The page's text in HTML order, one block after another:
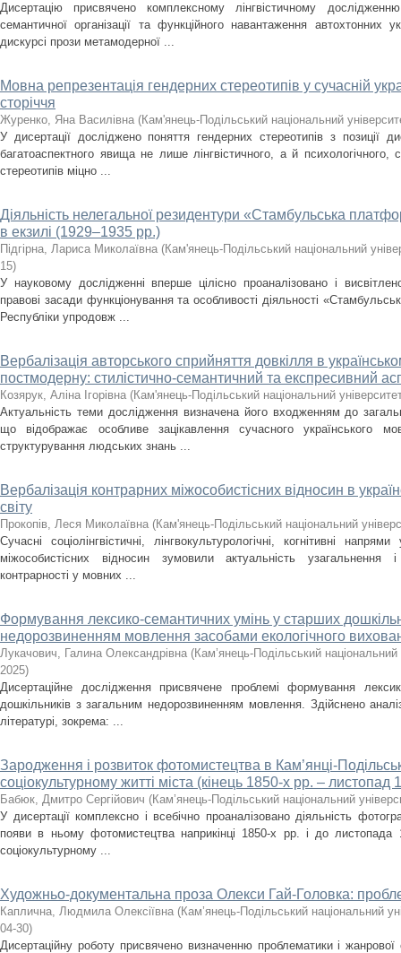
Дисертацію присвячено комплексному лінгвістичному дослідженню
семантичної організації та функційного навантаження автохтонних
дискурсі прози метамодерної ...
Мовна репрезентація гендерних стереотипів у сучасній
сторіччя
Журенко, Яна Василівна (Кам'янець-Подільський національний
У дисертації досліджено поняття гендерних стереотипів з позиції
багатоаспектного явища не лише лінгвістичного, а й психологічного,
стереотипів міцно ...
Діяльність нелегальної резидентури «Стамбульська
в екзилі (1929–1935 рр.)
Підгірна, Лариса Миколаївна (Кам'янець-Подільський національний
15)
У науковому дослідженні вперше цілісно проаналізовано і
правові засади функціонування та особливості діяльності
Республіки упродовж ...
Вербалізація авторського сприйняття довкілля в
постмодерну: стилістично-семантичний та експресивний
Козярук, Аліна Ігорівна (Кам'янець-Подільський національний
Актуальність теми дослідження визначена його входженням до
що відображає особливе зацікавлення сучасного українського
структурування людських знань ...
Вербалізація контрарних міжособистісних відносин в
світу
Прокопів, Леся Миколаївна (Кам'янець-Подільський національний
Сучасні соціолінгвістичні, лінгвокультурологічні, когнітивні
міжособистісних відносин зумовили актуальність узагальнення
контрарності у мовних ...
Формування лексико-семантичних умінь у старших
недорозвиненням мовлення засобами екологічного
Лукачович, Галина Олександрівна (Кам’янець-Подільський національний
2025)
Дисертаційне дослідження присвячене проблемі формування
дошкільників з загальним недорозвиненням мовлення. Здійснено
літературі, зокрема: ...
Зародження і розвиток фотомистецтва в Кам’янці-
соціокультурному житті міста (кінець 1850-х рр. – листопад
Бабюк, Дмитро Сергійович (Кам’янець-Подільський національний
У дисертації комплексно і всебічно проаналізовано діяльність
появи в ньому фотомистецтва наприкінці 1850-х рр. і до
соціокультурному ...
Художньо-документальна проза Олекси Гай-Головка:
Каплична, Людмила Олексіївна (Кам’янець-Подільський національний
04-30)
Дисертаційну роботу присвячено визначенню проблематики і